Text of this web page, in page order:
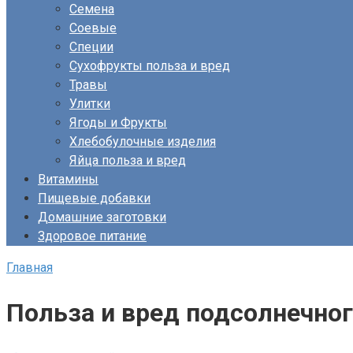
Семена
Соевые
Специи
Сухофрукты польза и вред
Травы
Улитки
Ягоды и Фрукты
Хлебобулочные изделия
Яйца польза и вред
Витамины
Пищевые добавки
Домашние заготовки
Здоровое питание
Главная
Польза и вред